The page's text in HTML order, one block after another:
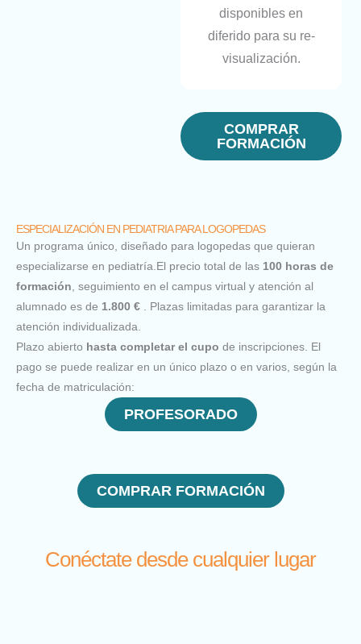
disponibles en
diferido para su re-
visualización.
COMPRAR
FORMACIÓN
ESPECIALIZACIÓN EN PEDIATRIA PARA LOGOPEDAS
Un programa único, diseñado para logopedas que quieran
especializarse en pediatría.El precio total de las 100 horas de
formación , seguimiento en el campus virtual y atención al
alumnado es de 1.800 € . Plazas limitadas para garantizar la
atención individualizada.
Plazo abierto hasta completar el cupo de inscripciones. El
pago se puede realizar en un único plazo o en varios, según la
fecha de matriculación:
PROFESORADO
COMPRAR FORMACIÓN
Conéctate desde cualquier lugar